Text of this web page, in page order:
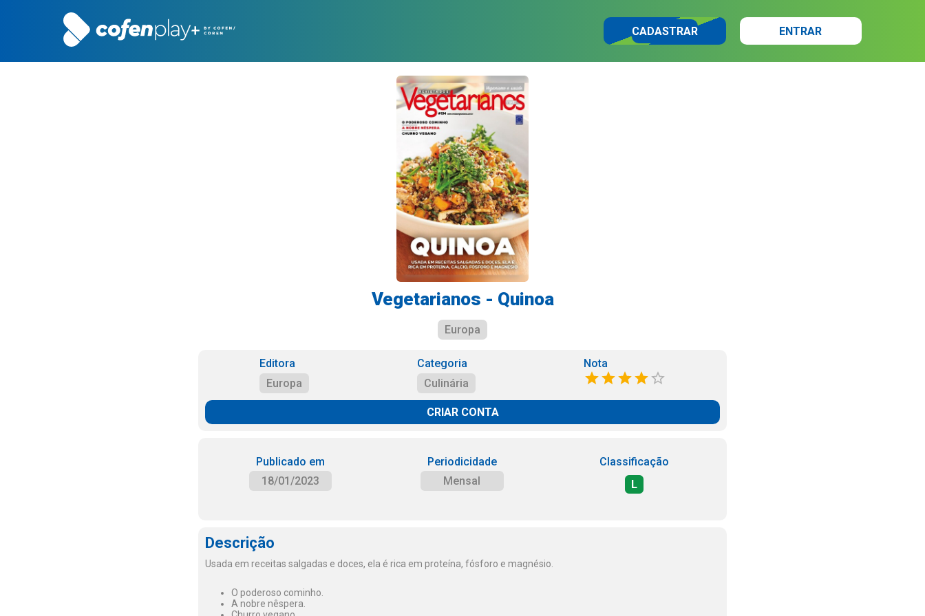
CADASTRAR ENTRAR
Vegetarianos - Quinoa
Europa
Editora
Europa
Categoria
Culinária
Nota
CRIAR CONTA
Publicado em
18/01/2023
Periodicidade
Mensal
Classificação
L
Descrição
Usada em receitas salgadas e doces, ela é rica em proteína, fósforo e magnésio.
O poderoso cominho.
A nobre nêspera.